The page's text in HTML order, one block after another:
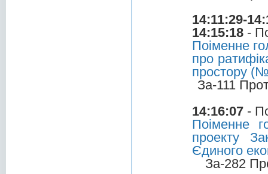
14:11:29-
14:15:18 -
Поіменне
про
простору
За-111
14:16:07 -
Поіменне
проекту
Єдиного
За-282